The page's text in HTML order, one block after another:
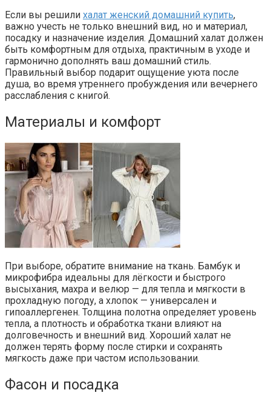
Если вы решили халат женский домашний купить,
важно учесть не только внешний вид, но и материал,
посадку и назначение изделия. Домашний халат должен
быть комфортным для отдыха, практичным в уходе и
гармонично дополнять ваш домашний стиль.
Правильный выбор подарит ощущение уюта после
душа, во время утреннего пробуждения или вечернего
расслабления с книгой.
Материалы и комфорт
При выборе, обратите внимание на ткань. Бамбук и
микрофибра идеальны для лёгкости и быстрого
высыхания, махра и велюр — для тепла и мягкости в
прохладную погоду, а хлопок — универсален и
гипоаллергенен. Толщина полотна определяет уровень
тепла, а плотность и обработка ткани влияют на
долговечность и внешний вид. Хороший халат не
должен терять форму после стирки и сохранять
мягкость даже при частом использовании.
Фасон и посадка